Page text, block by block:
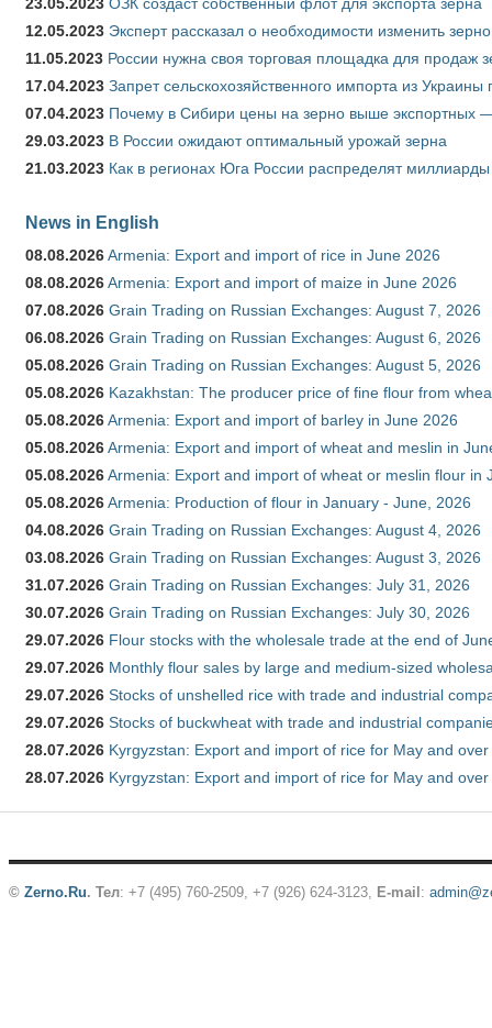
12.05.2023 Эксперт рассказал о необходимости изменить
11.05.2023 России нужна своя торговая площадка для продаж
17.04.2023 Запрет сельскохозяйственного импорта из
07.04.2023 Почему в Сибири цены на зерно выше экспортных
29.03.2023 В России ожидают оптимальный урожай зерна
21.03.2023 Как в регионах Юга России распределят
News in English
08.08.2026Armenia: Export and import of rice in June 2026
08.08.2026Armenia: Export and import of maize in June 2026
07.08.2026 Grain Trading on Russian Exchanges: August 7, 2026
06.08.2026 Grain Trading on Russian Exchanges: August 6, 2026
05.08.2026 Grain Trading on Russian Exchanges: August 5, 2026
05.08.2026 Kazakhstan: The producer price of fine flour from
05.08.2026Armenia: Export and import of barley in June 2026
05.08.2026Armenia: Export and import of wheat and meslin in
05.08.2026Armenia: Export and import of wheat or meslin flour in
05.08.2026Armenia: Production of flour in January - June, 2026
04.08.2026 Grain Trading on Russian Exchanges: August 4, 2026
03.08.2026 Grain Trading on Russian Exchanges: August 3, 2026
31.07.2026 Grain Trading on Russian Exchanges: July 31, 2026
30.07.2026 Grain Trading on Russian Exchanges: July 30, 2026
29.07.2026 Flour stocks with the wholesale trade at the end of
29.07.2026 Monthly flour sales by large and medium-sized
29.07.2026 Stocks of unshelled rice with trade and industrial
29.07.2026 Stocks of buckwheat with trade and industrial
28.07.2026 Kyrgyzstan: Export and import of rice for May and
28.07.2026 Kyrgyzstan: Export and import of rice for May and
© Zerno.Ru. Тел: +7 (495) 760-2509, +7 (926) 624-3123, E-mail :